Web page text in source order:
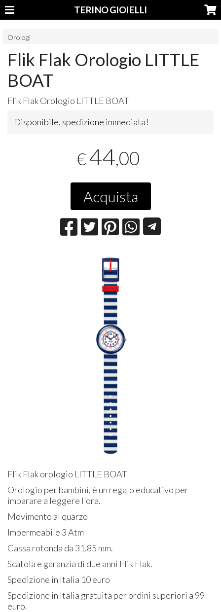
TERINO GIOIELLI
Orologi
Flik Flak Orologio LITTLE
BOAT
Flik Flak Orologio LITTLE BOAT
Disponibile, spedizione immediata!
€44,00
Acquista
Flik Flak orologio LITTLE BOAT
Orologio per bambini, è un regalo educativo per
imparare a leggere l'ora.
Movimento al quarzo
Impermeabile 3 Atm
Cassa rotonda da 31.85 mm.
Scatola e garanzia di due anni Flik Flak.
Spedizione in Italia 10 euro
Spedizione in Italia gratuita per ordini superiori a 99
euro.